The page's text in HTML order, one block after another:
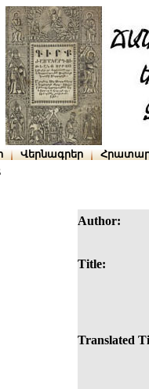
Վերնագրեր
Author:
Title:
Translated